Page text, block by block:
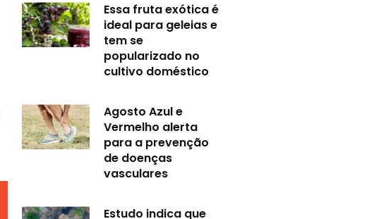
Essa fruta exótica é
ideal para geleias e
tem se
popularizado no
cultivo doméstico
Agosto Azul e
Vermelho alerta
para a prevenção
de doenças
vasculares
Estudo indica que